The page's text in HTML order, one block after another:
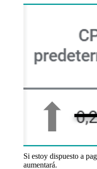
Si estoy dispuesto a
aumentará.